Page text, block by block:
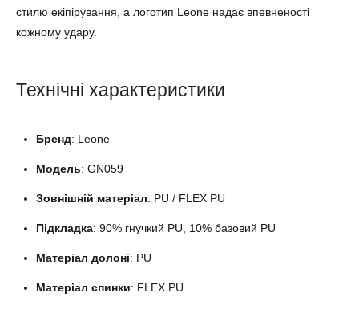
стилю екіпірування, а логотип Leone надає впевненості
кожному удару.
Технічні характеристики
Бренд: Leone
Модель: GN059
Зовнішній матеріал: PU / FLEX PU
Підкладка: 90% гнучкий PU, 10% базовий PU
Матеріал долоні: PU
Матеріал спинки: FLEX PU